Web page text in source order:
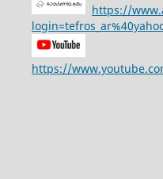
https://
https://